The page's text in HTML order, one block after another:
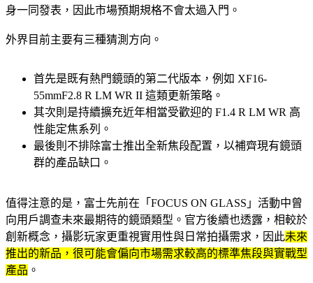
身一同發表，因此市場預期規格不會太過入門。
外界目前主要有三種猜測方向。
首先是既有熱門鏡頭的第二代版本，例如 XF16-
55mmF2.8 R LM WR II 這類更新策略。
其次則是持續擴充近年相當受歡迎的 F1.4 R LM WR 高
性能定焦系列。
最後則不排除富士推出全新焦段配置，以補齊現有鏡頭
群的產品缺口。
值得注意的是，富士先前在「FOCUS ON GLASS」活動中曾
向用戶調查未來最期待的鏡頭類型。官方後續也透露，相較於
創新概念，攝影玩家更重視實用性與日常拍攝需求，因此未來
推出的新品，很可能會偏向市場需求較高的標準焦段與實戰型
產品 。